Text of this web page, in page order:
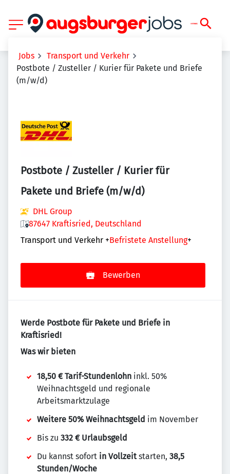
Jobs
Transport und Verkehr
Postbote / Zusteller / Kurier für Pakete und Briefe
(m/w/d)
Postbote / Zusteller / Kurier für
Pakete und Briefe (m/w/d)
DHL Group
87647 Kraftisried, Deutschland
Transport und Verkehr +Befristete Anstellung+
Bewerben
Werde Postbote für Pakete und Briefe in
Kraftisried!
Was wir bieten
18,50 € Tarif-Stundenlohn inkl. 50%
Weihnachtsgeld und regionale
Arbeitsmarktzulage
Weitere 50% Weihnachtsgeld im November
Bis zu 332 € Urlaubsgeld
Du kannst sofort in Vollzeitstarten, 38,5
Stunden/Woche